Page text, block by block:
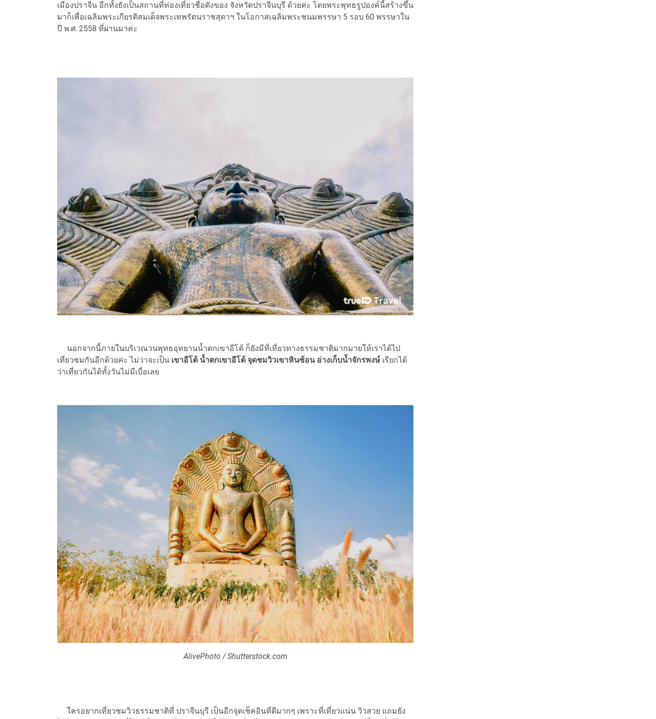
เมืองปราจีน อีกทั้งยังเป็นสถานที่ท่องเที่ยวชื่อดังของ จังหวัดปราจีนบุรี ด้วยค่ะ โดยพระพุทธรูปองค์นี้สร้างขึ้น
มาก็เพื่อเฉลิมพระเกียรติสมเด็จพระเทพรัตนราชสุดาฯ ในโอกาสเฉลิมพระชนมพรรษา 5 รอบ 60 พรรษาใน
ปี พ.ศ. 2558 ที่ผ่านมาค่ะ
นอกจากนี้ภายในบริเวณวนพุทธอุทยานน้ำตกเขาอีโต้ ก็ยังมีที่เที่ยวทางธรรมชาติมากมายให้เราได้ไป
เที่ยวชมกันอีกด้วยค่ะ ไม่ว่าจะเป็น เขาอีโต้ น้ำตกเขาอีโต้ จุดชมวิวเขาหินซ้อน อ่างเก็บน้ำจักรพงษ์ เรียกได้
ว่าเที่ยวกันได้ทั้งวันไม่มีเบื่อเลย
AlivePhoto / Shutterstock.com
ใครอยากเที่ยวชมวิวธรรมชาติที่ ปราจีนบุรี เป็นอีกจุดเช็คอินที่ดีมากๆ เพราะที่เที่ยวแน่น วิวสวย แถมยัง